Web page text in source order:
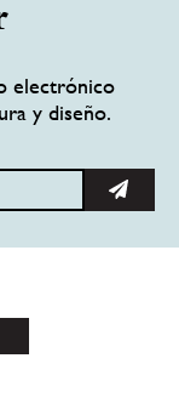
electrónico
y diseño.